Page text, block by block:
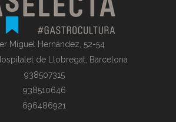
Miguel Hernández, 52-54
de Llobregat, Barcelona
938507315
938510646
696486921